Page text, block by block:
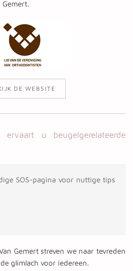
DE WEBSITE
u beugelgerelateerde
SOS-pagina voor nuttige tips
Gemert streven we naar tevreden
glimlach voor iedereen.